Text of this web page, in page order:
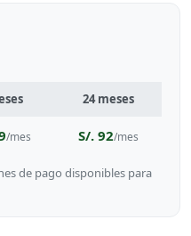
24 meses
/mes S/. 92/mes
de pago disponibles para